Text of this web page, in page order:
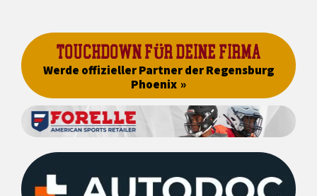
TOUCHDOWN FÜR DEINE FIRMA
Werde offizieller Partner der Regensburg
Phoenix